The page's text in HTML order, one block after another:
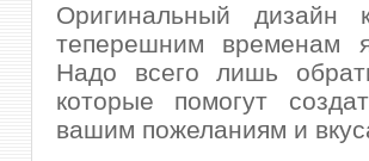
Оригинальный
теперешним временам
Надо всего лишь
которые помогут
вашим пожеланиям и